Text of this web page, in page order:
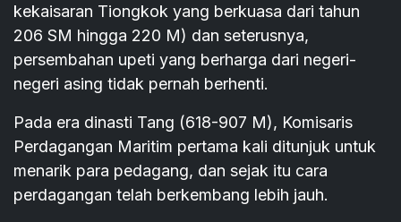
kekaisaran Tiongkok yang berkuasa dari tahun
206 SM hingga 220 M) dan seterusnya,
persembahan upeti yang berharga dari negeri-
negeri asing tidak pernah berhenti.
Pada era dinasti Tang (618-907 M), Komisaris
Perdagangan Maritim pertama kali ditunjuk untuk
menarik para pedagang, dan sejak itu cara
perdagangan telah berkembang lebih jauh.